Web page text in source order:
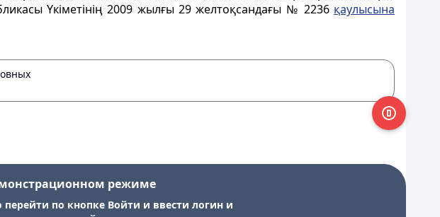
Үкіметінің 2009 жылғы 29 желтоқсандағы № 2236 қаулысына
режиме
по кнопке Войти и ввести логин и